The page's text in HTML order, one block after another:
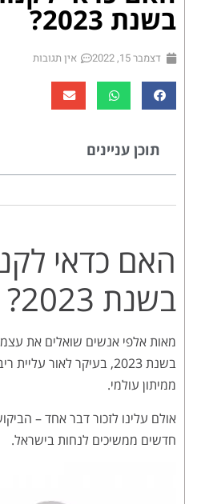
בשנת 2023?
דצמבר 15, 2022 אין תגובות
תוכן עניינים
האם כדאי
בשנת 2023?
מאות אלפי אנשים שואלים את
בשנת 2023, בעיקר לאור
ממיתון עולמי.
אולם עלינו לזכור דבר אחד –
חדשים ממשיכים לנחות בישראל.